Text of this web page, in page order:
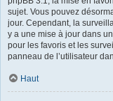
sujet. Vous pouvez
jour. Cependant, la
y a une mise à jour dans
pour les favoris et les
panneau de l’utilisateur
Haut